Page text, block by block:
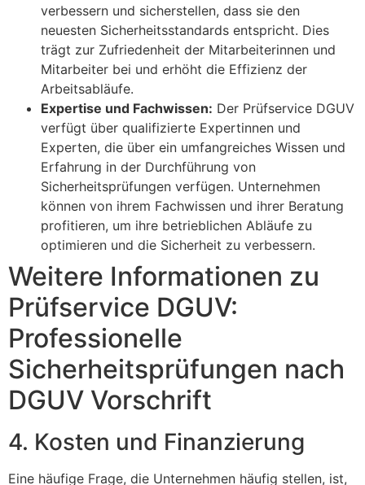
verbessern und sicherstellen, dass sie den
neuesten Sicherheitsstandards entspricht. Dies
trägt zur Zufriedenheit der Mitarbeiterinnen und
Mitarbeiter bei und erhöht die Effizienz der
Arbeitsabläufe.
Expertise und Fachwissen: Der Prüfservice DGUV
verfügt über qualifizierte Expertinnen und
Experten, die über ein umfangreiches Wissen und
Erfahrung in der Durchführung von
Sicherheitsprüfungen verfügen. Unternehmen
können von ihrem Fachwissen und ihrer Beratung
profitieren, um ihre betrieblichen Abläufe zu
optimieren und die Sicherheit zu verbessern.
Weitere Informationen zu
Prüfservice DGUV:
Professionelle
Sicherheitsprüfungen nach
DGUV Vorschrift
4. Kosten und Finanzierung
Eine häufige Frage, die Unternehmen häufig stellen, ist,